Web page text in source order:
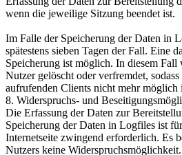
wenn die jeweilige Sitzung beendet ist.
Im Falle der Speicherung der Daten in
spätestens sieben Tagen der Fall. Eine
Speicherung ist möglich. In diesem Fall
Nutzer gelöscht oder verfremdet,
aufrufenden Clients nicht mehr möglich
8. Widerspruchs- und
Die Erfassung der Daten zur
Speicherung der Daten in Logfiles ist
Internetseite zwingend erforderlich. Es
Nutzers keine Widerspruchsmöglichkeit.